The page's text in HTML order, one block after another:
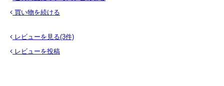
買い物を続ける
レビューを見る(3件)
レビューを投稿